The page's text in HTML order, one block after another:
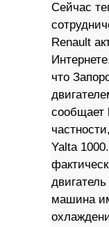
Сейчас
Renault
что
сообщает
Yalta
машина